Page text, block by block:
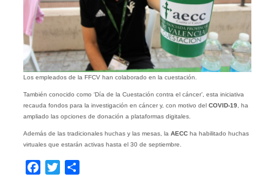
Los empleados de la FFCV han colaborado en la cuestación.
También conocido como ‘Día de la Cuestación contra el cáncer’, esta iniciativa
recauda fondos para la investigación en cáncer y, con motivo del COVID-19, ha
ampliado las opciones de donación a plataformas digitales.
Además de las tradicionales huchas y las mesas, la AECCha habilitado huchas
virtuales que estarán activas hasta el 30 de septiembre.
Facebook
Twitter